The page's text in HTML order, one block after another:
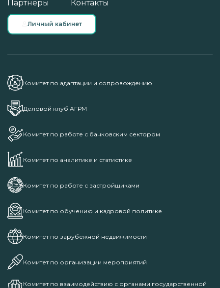
Партнеры
Контакты
Личный кабинет
Комитет по адаптации и сопровождению
Деловой клуб АГРМ
Комитет по работе с банковским сектором
Комитет по аналитике и статистике
Комитет по работе с застройщиками
Комитет по обучению и кадровой политике
Комитет по зарубежной недвижимости
Комитет по организации мероприятий
Комитет по взаимодействию с органами государственной